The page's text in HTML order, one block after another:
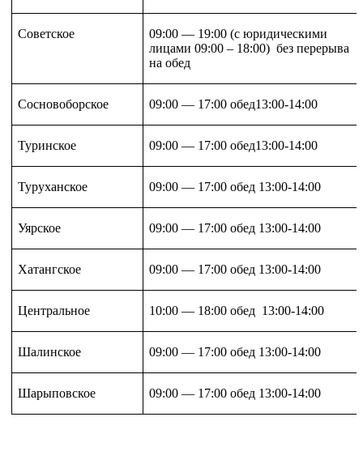
Советское
09:00 — 19:00 (с юридическими
лицами 09:00 – 18:00) без перерыва
на обед
Сосновоборское 09:00 — 17:00 обед13:00-14:00
Туринское 09:00 — 17:00 обед13:00-14:00
Туруханское 09:00 — 17:00 обед 13:00-14:00
Уярское 09:00 — 17:00 обед 13:00-14:00
Хатангское 09:00 — 17:00 обед 13:00-14:00
Центральное 10:00 — 18:00 обед 13:00-14:00
Шалинское 09:00 — 17:00 обед 13:00-14:00
Шарыповское 09:00 — 17:00 обед 13:00-14:00